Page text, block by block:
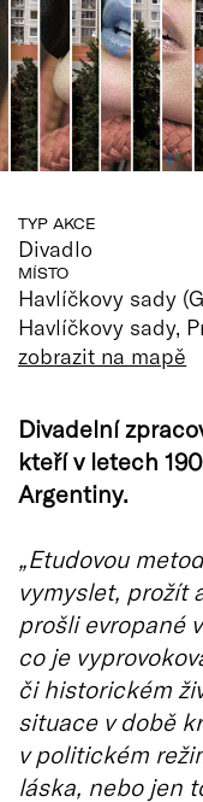
TYP AKCE
Divadlo
MÍSTO
Havlíčkovy sady
Havlíčkovy sady,
zobrazit na mapě
Divadelní
kteří v letech
Argentiny.
„Etudovou
vymyslet, prožít
prošli evropané
co je
či historickém
situace v době
v politickém
láska, nebo jen